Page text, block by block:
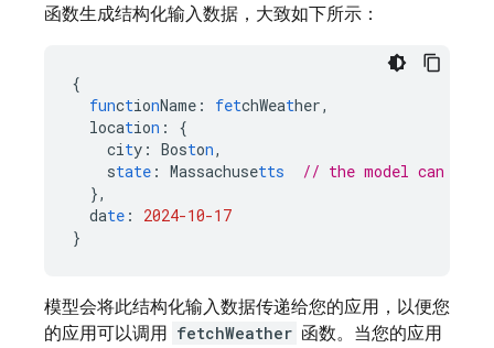
函数生成结构化输入数据，大致如下所示：
{
functionName : fetchWeather,
location :
{
city : Boston,
state : Massachusetts
// the model can
},
date :
2024-10-17
}
模型会将此结构化输入数据传递给您的应用，以便您
的应用可以调用 fetchWeather 函数。当您的应用